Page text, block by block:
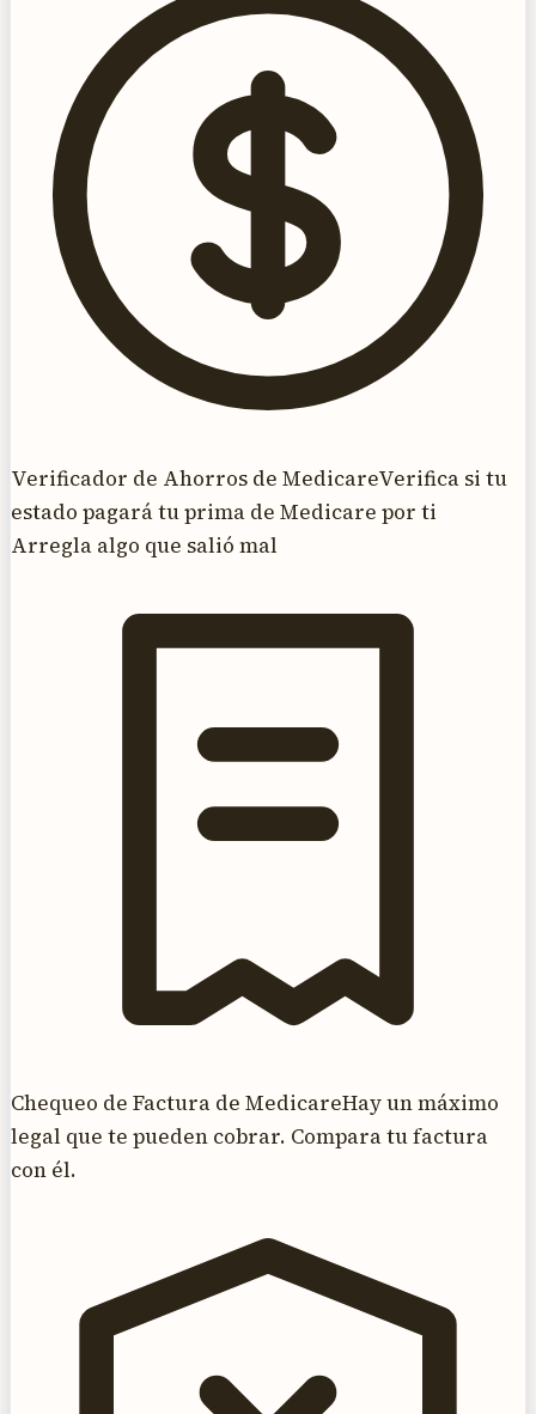
Verificador de Ahorros de MedicareVerifica si tu
estado pagará tu prima de Medicare por ti
Arregla algo que salió mal
Chequeo de Factura de MedicareHay un máximo
legal que te pueden cobrar. Compara tu factura
con él.